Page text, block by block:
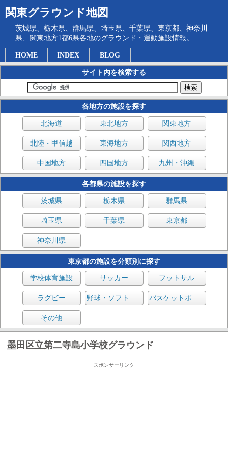
関東グラウンド地図
茨城県、栃木県、群馬県、埼玉県、千葉県、東京都、神奈川
県、関東地方1都6県各地のグラウンド・運動施設情報。
HOME INDEX BLOG
サイト内を検索する
各地方の施設を探す
北海道 東北地方 関東地方
北陸・甲信越 東海地方 関西地方
中国地方 四国地方 九州・沖縄
各都県の施設を探す
茨城県 栃木県 群馬県
埼玉県 千葉県 東京都
神奈川県
東京都の施設を分類別に探す
学校体育施設 サッカー フットサル
ラグビー 野球・ソフトボール バスケットボール
その他
墨田区立第二寺島小学校グラウンド
スポンサーリンク